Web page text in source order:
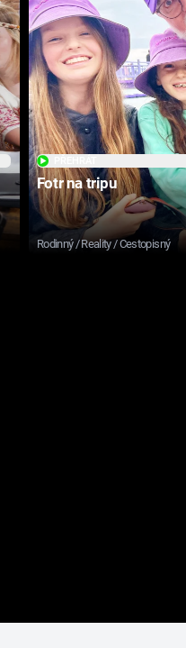
Fotr na tripu
Rodinný / Reality / Cestopisný